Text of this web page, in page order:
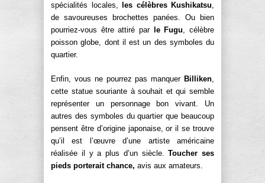
spécialités locales,
les célèbres Kushikatsu,
de savoureuses brochettes panées. Ou bien
pourriez-vous être attiré par
le Fugu, célèbre
poisson globe, dont il est un des symboles du
quartier.
Enfin, vous ne pourrez pas manquer Billiken,
cette statue souriante à souhait et qui semble
représenter un personnage bon vivant. Un
autres des symboles du quartier que beaucoup
pensent être d’origine japonaise, or il se trouve
qu’il est l’œuvre d’une artiste américaine
réalisée il y a plus d’un siècle.Toucher ses
pieds porterait chance, avis aux amateurs.